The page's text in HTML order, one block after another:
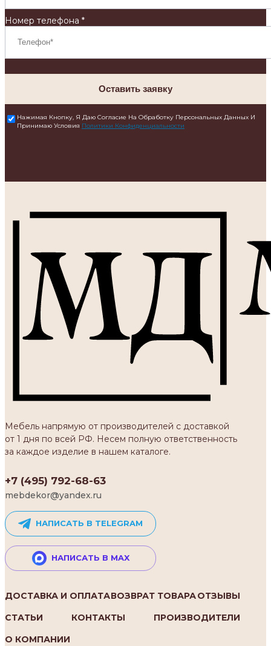
Номер телефона *
Оставить заявку
Нажимая Кнопку, Я Даю Согласие На Обработку Персональных Данных И
Принимаю Условия Политики Конфиденциальности
Мебель напрямую от производителей с доставкой
от 1 дня по всей РФ. Несем полную ответственность
за каждое изделие в нашем каталоге.
+7 (495) 792-68-63
mebdekor@yandex.ru
НАПИСАТЬ В TELEGRAM
НАПИСАТЬ В MAX
ДОСТАВКА И ОПЛАТАВОЗВРАТ ТОВАРАОТЗЫВЫ
СТАТЬИ
КОНТАКТЫ
ПРОИЗВОДИТЕЛИ
О КОМПАНИИ